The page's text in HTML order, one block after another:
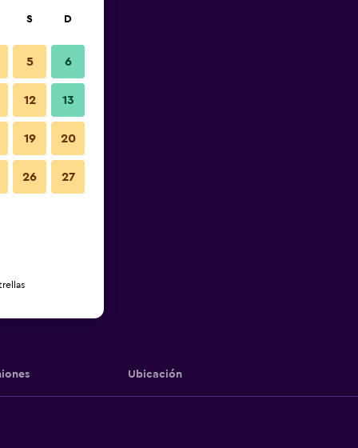
Ubicación
S D
5 6
12 13
19 20
26 27